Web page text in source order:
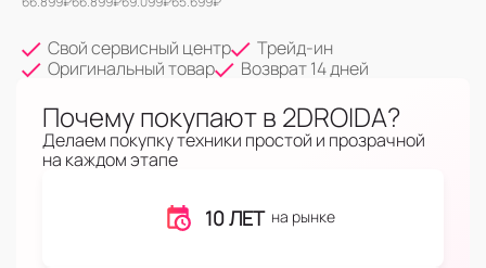
Свой сервисный центр
Трейд-ин
Оригинальный товар
Возврат 14 дней
Почему покупают в 2DROIDA?
Делаем покупку техники простой и прозрачной
на каждом этапе
10 ЛЕТ на рынке